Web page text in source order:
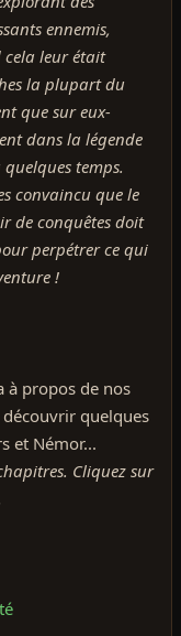
ennemis,
cela leur était
la plupart du
que sur eux-
dans la légende
temps.
convaincu que le
de conquêtes doit
perpétrer ce qui
!
à propos de nos
quelques
et Némor...
Cliquez sur